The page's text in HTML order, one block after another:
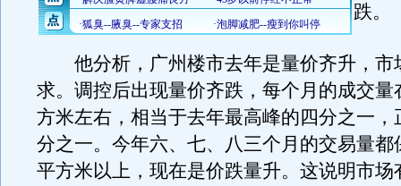
跌。
他分析，广州楼市去年是量价齐升，市
求。调控后出现量价齐跌，每个月的成交量
方米左右，相当于去年最高峰的四分之一，
分之一。今年六、七、八三个月的交易量都
平方米以上，现在是价跌量升。这说明市场